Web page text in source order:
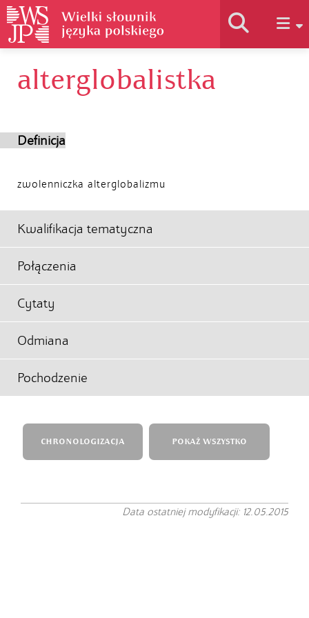
Historia słownika
alterglobalistka
Definicja
zwolenniczka alterglobalizmu
Kwalifikacja tematyczna
Połączenia
Cytaty
Odmiana
Pochodzenie
CHRONOLOGIZACJA POKAŻ WSZYSTKO
Data ostatniej modyfikacji: 12.05.2015